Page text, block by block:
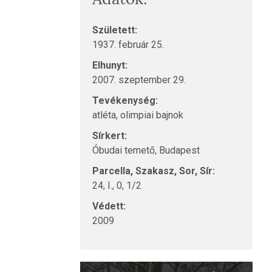
Született:
1937. február 25.
Elhunyt:
2007. szeptember 29.
Tevékenység:
atléta, olimpiai bajnok
Sírkert:
Óbudai temető, Budapest
Parcella, Szakasz, Sor, Sír:
24, I., 0, 1/2
Védett:
2009